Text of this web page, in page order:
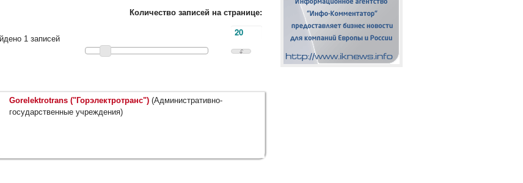
1 записей
Количество записей на странице:
Gorelektrotrans ("Горэлектротранс") (Административно-
государственные учреждения)